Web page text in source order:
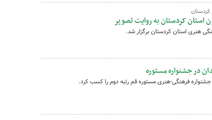
کردستان
استان کردستان به روایت تصویر
هنری استان کردستان برگزار شد.
در جشنواره مستوره
فرهنگی-هنری مستوره قم رتبه دوم را کسب کرد.